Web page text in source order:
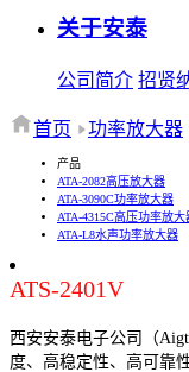
关于安泰
公司简介 招贤
首页 功率放大器
产品
ATA-2082高压放大器
ATA-3090C功率放大器
ATA-4315C高压功率放大
ATA-L8水声功率放大器
ATS-2401V
西安安泰电子公司（
度、高稳定性、高可靠